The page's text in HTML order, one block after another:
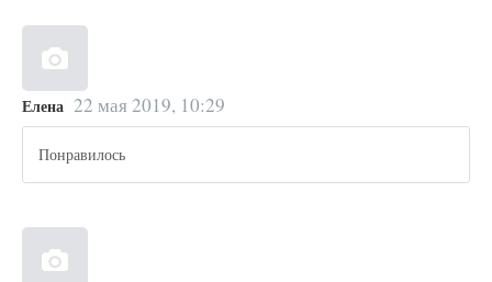
Елена 22 мая 2019, 10:29
Понравилось